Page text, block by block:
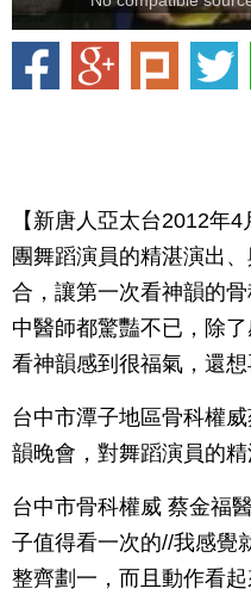
【新唐人亞太台2012年
團舞蹈演員的精湛演出
合，讓第一次看神韻的
中醫師都驚豔不已，除
看神韻感到很福氣，還想
台中市潭子地區骨科權
韻晚會，對舞蹈演員的精
台中市骨科權威 蔡金福
子值得看一次的//我感覺
整齊劃一，而且動作看